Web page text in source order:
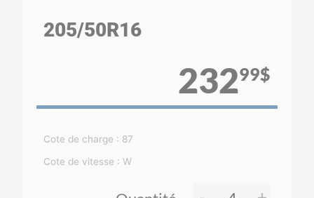
205/50R16
23299$
Cote de charge : 87
Cote de vitesse : W